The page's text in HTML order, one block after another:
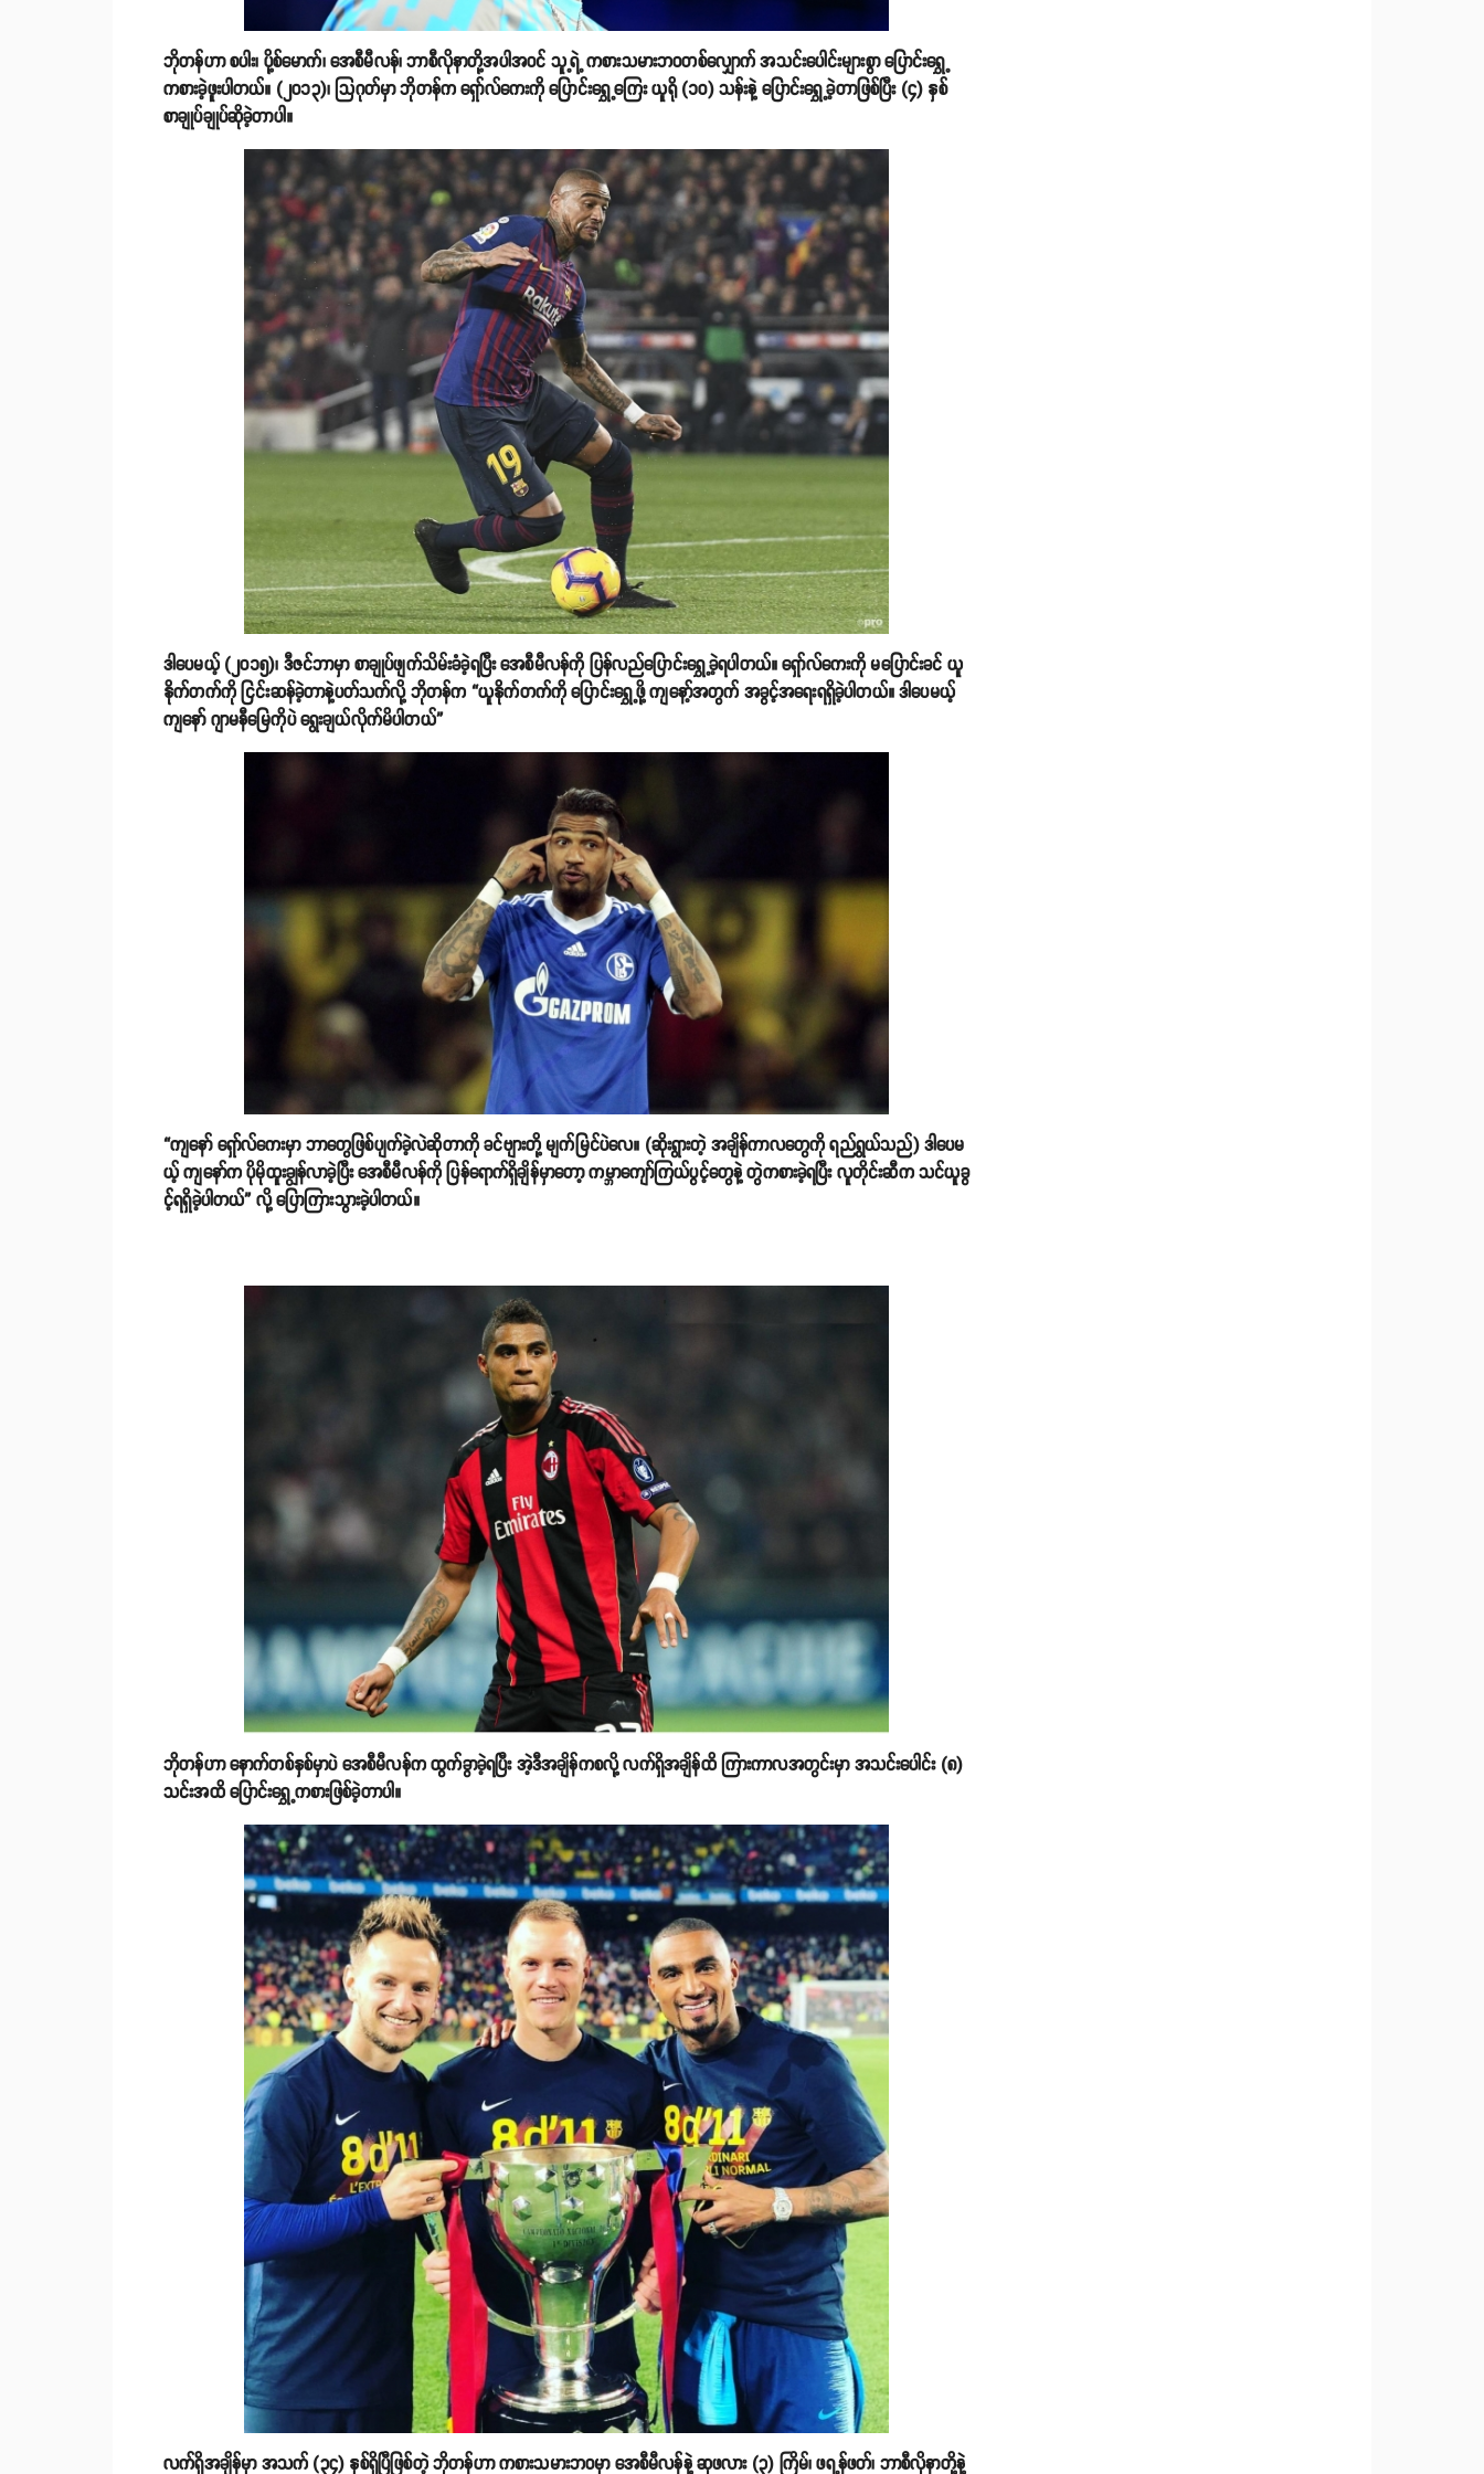
ဘိုတန်ဟာ စပါး၊ ပို့စ်မောက်၊ အေစီမီလန်၊ ဘာစီလိုနာတို့အပါအဝင် သူ့ရဲ့ ကစားသမားဘဝတစ်လျှောက် အသင်းပေါင်းများစွာ ပြောင်းရွှေ့
ကစားခဲ့ဖူးပါတယ်။ (၂၀၁၃)၊ သြဂုတ်မှာ ဘိုတန်က ရှော်လ်ကေးကို ပြောင်းရွှေ့ကြေး ယူရို (၁၀) သန်းနဲ့ ပြောင်းရွှေ့ခဲ့တာဖြစ်ပြီး (၄) နှစ်
စာချုပ်ချုပ်ဆိုခဲ့တာပါ။
ဒါပေမယ့် (၂၀၁၅)၊ ဒီဇင်ဘာမှာ စာချုပ်ဖျက်သိမ်းခံခဲ့ရပြီး အေစီမီလန်ကို ပြန်လည်ပြောင်းရွှေ့ခဲ့ရပါတယ်။ ရှော်လ်ကေးကို မပြောင်းခင် ယူ
နိုက်တက်ကို ငြင်းဆန်ခဲ့တာနဲ့ပတ်သက်လို့ ဘိုတန်က “ယူနိုက်တက်ကို ပြောင်းရွှေ့ဖို့ ကျနော့်အတွက် အခွင့်အရေးရရှိခဲ့ပါတယ်။ ဒါပေမယ့်
ကျနော် ဂျာမနီမြေကိုပဲ ရွေးချယ်လိုက်မိပါတယ်”
“ကျနော် ရှော်လ်ကေးမှာ ဘာတွေဖြစ်ပျက်ခဲ့လဲဆိုတာကို ခင်ဗျားတို့ မျက်မြင်ပဲလေ။ (ဆိုးရွားတဲ့ အချိန်ကာလတွေကို ရည်ရွယ်သည်) ဒါပေမ
ယ့် ကျနော်က ပိုမိုထူးချွန်လာခဲ့ပြီး အေစီမီလန်ကို ပြန်ရောက်ရှိချိန်မှာတော့ ကမ္ဘာကျော်ကြယ်ပွင့်တွေနဲ့ တွဲကစားခဲ့ရပြီး လူတိုင်းဆီက သင်ယူခွ
င့်ရရှိခဲ့ပါတယ်” လို့ ပြောကြားသွားခဲ့ပါတယ်။
ဘိုတန်ဟာ နောက်တစ်နှစ်မှာပဲ အေစီမီလန်က ထွက်ခွာခဲ့ရပြီး အဲ့ဒီအချိန်ကစလို့ လက်ရှိအချိန်ထိ ကြားကာလအတွင်းမှာ အသင်းပေါင်း (၈)
သင်းအထိ ပြောင်းရွှေ့ကစားဖြစ်ခဲ့တာပါ။
လက်ရှိအချိန်မှာ အသက် (၃၄) နှစ်ရှိပြီဖြစ်တဲ့ ဘိုတန်ဟာ ကစားသမားဘဝမှာ အေစီမီလန်နဲ့ ဆုဖလား (၃) ကြိမ်၊ ဖရ့န်ဖတ်၊ ဘာစီလိုနာတို့နဲ့